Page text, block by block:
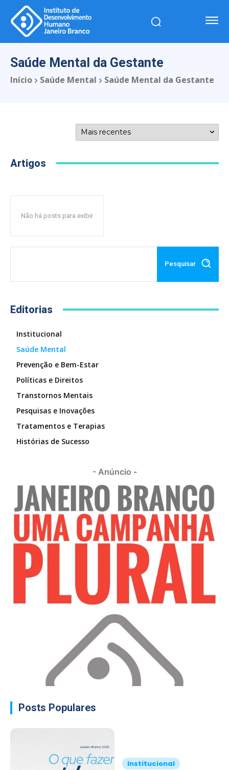
Saúde Mental da Gestante
Início Saúde Mental Saúde Mental da Gestante
Artigos
Não há posts para exibir
Pesquisar
Editorias
Institucional
Saúde Mental
Prevenção e Bem-Estar
Políticas e Direitos
Transtornos Mentais
Pesquisas e Inovações
Tratamentos e Terapias
Histórias de Sucesso
- Anúncio -
Posts Populares
Institucional